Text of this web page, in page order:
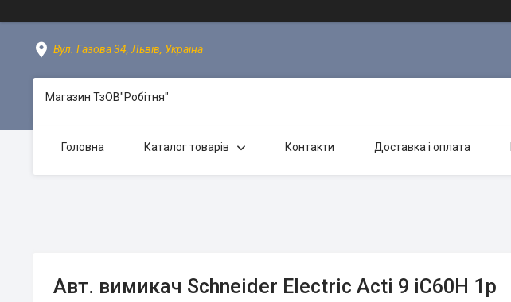
Вул. Газова 34, Львів, Україна
Магазин ТзОВ"Робітня"
Головна Каталог товарів Контакти Доставка і оплата
Авт. вимикач Schneider Electric Acti 9 iC60H 1p